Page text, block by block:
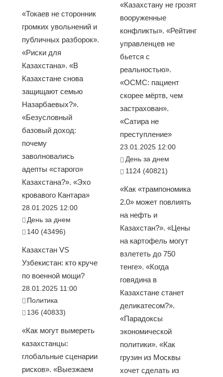
«Токаев не сторонник
громких увольнений и
публичных разборок».
«Риски для
Казахстана». «В
Казахстане снова
защищают семью
Назарбаевых?».
«Безусловный
базовый доход:
почему
заволновались
адепты «старого»
Казахстана?». «Эхо
кровавого Кантара»
28.01.2025 12:00
День за днем
140 (43496)
Казахстан VS
Узбекистан: кто круче
по военной мощи?
28.01.2025 11:00
Политика
136 (40833)
«Как могут вымереть
казахстанцы:
глобальные сценарии
рисков». «Выезжаем
«Казахстану не грозят
вооруженные
конфликты». «Рейтинг
управленцев не
бьется с
реальностью».
«ОСМС: пациент
скорее мёртв, чем
застрахован».
«Сатира не
преступление»
23.01.2025 12:00
День за днем
1124 (40821)
«Как «трампономика
2.0» может повлиять
на нефть и
Казахстан?». «Цены
на картофель могут
взлететь до 750
тенге». «Когда
говядина в
Казахстане станет
деликатесом?».
«Парадоксы
экономической
политики». «Как
грузин из Москвы
хочет сделать из